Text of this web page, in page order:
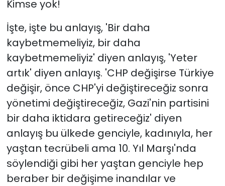
Kimse yok!
İşte, işte bu anlayış, 'Bir daha
kaybetmemeliyiz, bir daha
kaybetmemeliyiz' diyen anlayış, 'Yeter
artık' diyen anlayış. 'CHP değişirse Türkiye
değişir, önce CHP'yi değiştireceğiz sonra
yönetimi değiştireceğiz, Gazi'nin partisini
bir daha iktidara getireceğiz' diyen
anlayış bu ülkede genciyle, kadınıyla, her
yaştan tecrübeli ama 10. Yıl Marşı'nda
söylendiği gibi her yaştan genciyle hep
beraber bir değişime inandılar ve